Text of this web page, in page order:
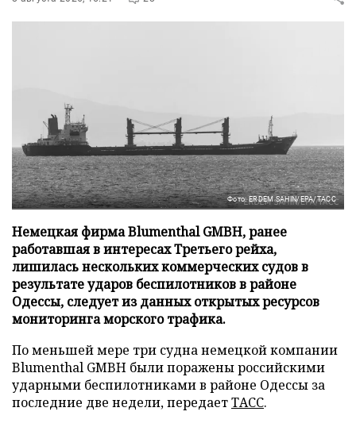
Фото: ERDEM SAHIN/EPA/ТАСС
Немецкая фирма Blumenthal GMBH, ранее
работавшая в интересах Третьего рейха,
лишилась нескольких коммерческих судов в
результате ударов беспилотников в районе
Одессы, следует из данных открытых ресурсов
мониторинга морского трафика.
По меньшей мере три судна немецкой компании
Blumenthal GMBH были поражены российскими
ударными беспилотниками в районе Одессы за
последние две недели, передаетТАСС.